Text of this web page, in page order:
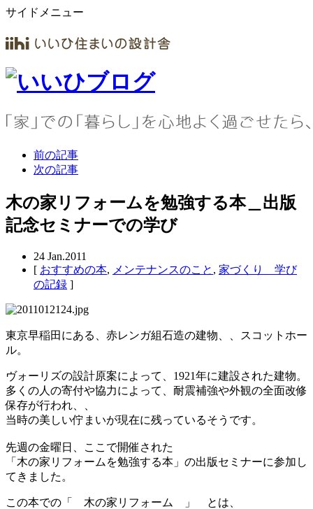
サイドメニュー
前の記事
次の記事
木の家リフォームを勉強する本＿出版
記念セミナーでの学び
24 Jan.2011
[ おすすめの本, メンテナンスのこと , 家づくり 学び
の記録 ]
東京早稲田にある、赤レンガ組石造の建物、、スコットホー
ル。
ヴォーリズの設計原案によって、1921年に建設された建物。
多くの人の寄付や協力によって、耐震補強や外観の全面改修
保存が行われ、、
当時の美しい佇まいが現在に残っているそうです。
先週の金曜日、ここで開催された
「木の家リフォームを勉強する本」の出版セミナーに参加し
てきました。
この本での「 木の家リフォーム 」 とは、